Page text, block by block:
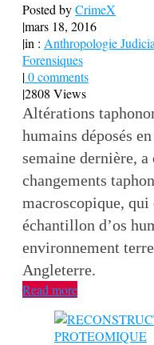
Posted byCrimeX
|mars 18, 2016
|in : Anthropologie
Forensiques
|0 comments
|2808 Views
Altérations
humains déposés
semaine dernière,
changements
macroscopique, qui
échantillon d’os
environnement
Angleterre.
Read more